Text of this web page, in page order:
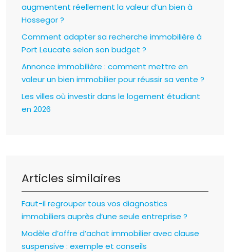
augmentent réellement la valeur d’un bien à
Hossegor ?
Comment adapter sa recherche immobilière à
Port Leucate selon son budget ?
Annonce immobilière : comment mettre en
valeur un bien immobilier pour réussir sa vente ?
Les villes où investir dans le logement étudiant
en 2026
Articles similaires
Faut-il regrouper tous vos diagnostics
immobiliers auprès d’une seule entreprise ?
Modèle d’offre d’achat immobilier avec clause
suspensive : exemple et conseils